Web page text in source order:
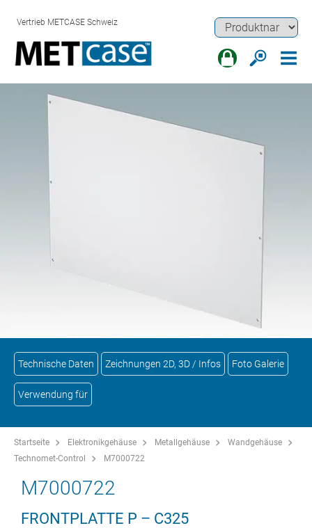
Vertrieb METCASE Schweiz
Technische Daten Zeichnungen 2D, 3D / Infos Foto Galerie
Verwendung für
Startseite Elektronikgehäuse Metallgehäuse
Wandgehäuse
Technomet-Control
M7000722
M7000722
FRONTPLATTE P – C325